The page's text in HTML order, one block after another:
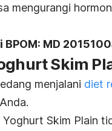
mengurangi
MD
Skim
menjalani diet
Yoghurt Skim Plain